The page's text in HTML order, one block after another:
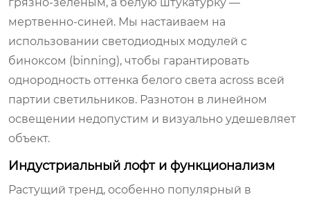
мертвенно-синей. Мы настаиваем на
использовании светодиодных модулей с
биноксом (binning), чтобы гарантировать
однородность оттенка белого света across всей
партии светильников. Разнотон в линейном
освещении недопустим и визуально удешевляет
объект.
Индустриальный лофт и функционализм
Растущий тренд, особенно популярный в